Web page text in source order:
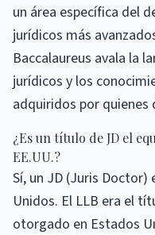
un área específica del
jurídicos más
Baccalaureus avala la
jurídicos y los
adquiridos por quienes
¿Es un título de JD el
EE.UU.?
Sí, un JD (Juris Doctor)
Unidos. El LLB era el
otorgado en Estados